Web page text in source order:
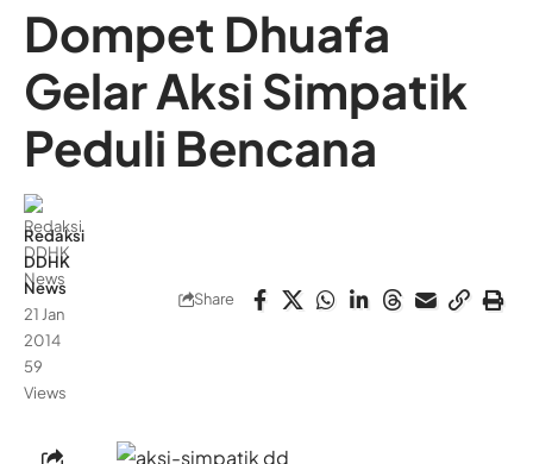
Dompet Dhuafa
Gelar Aksi Simpatik
Peduli Bencana
Redaksi
DDHK
News
21 Jan
2014
59
Views
Share